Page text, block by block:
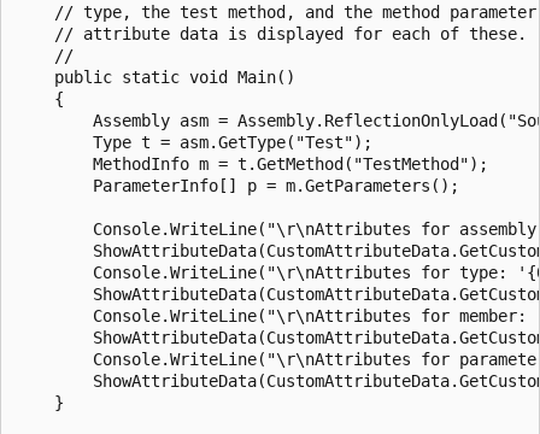
// type, the test method, and the method
    // attribute data is displayed for each of these.
    //
    public static void Main()
    {
Assembly asm =
        Type t = asm.GetType("Test");
        MethodInfo m = t.GetMethod("TestMethod");
        ParameterInfo[] p = m.GetParameters();
Console.WriteLine("\r\nAttributes for
Console.WriteLine("\r\nAttributes for type:
Console.WriteLine("\r\nAttributes for member:
Console.WriteLine("\r\nAttributes for
    }